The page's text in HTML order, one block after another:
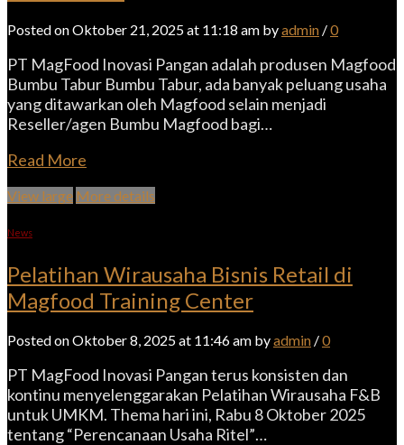
Posted on Oktober 21, 2025 at 11:18 am byadmin /0
PT MagFood Inovasi Pangan adalah produsen Magfood
Bumbu Tabur Bumbu Tabur, ada banyak peluang usaha
yang ditawarkan oleh Magfood selain menjadi
Reseller/agen Bumbu Magfood bagi…
Read More
View large More details
News
Pelatihan Wirausaha Bisnis Retail di
Magfood Training Center
Posted on Oktober 8, 2025 at 11:46 am byadmin /0
PT MagFood Inovasi Pangan terus konsisten dan
kontinu menyelenggarakan Pelatihan Wirausaha F&B
untuk UMKM. Thema hari ini, Rabu 8 Oktober 2025
tentang “Perencanaan Usaha Ritel”…